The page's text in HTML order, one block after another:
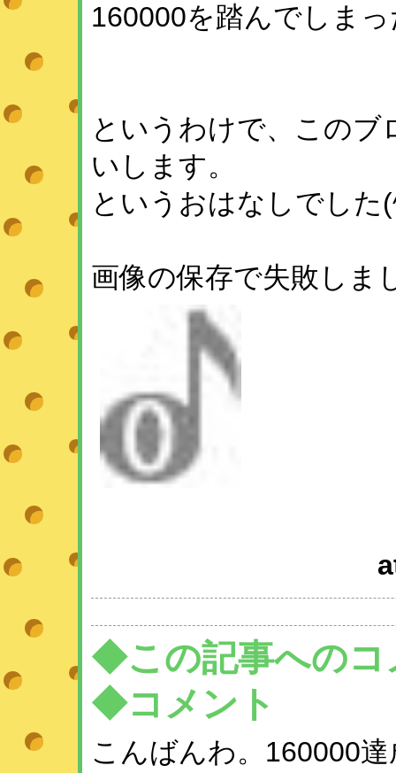
160000を踏んでしま
というわけで、このブ
いします。
というおはなしでした
画像の保存で失敗しま
◆この記事へのコ
◆コメント
こんばんわ。160000